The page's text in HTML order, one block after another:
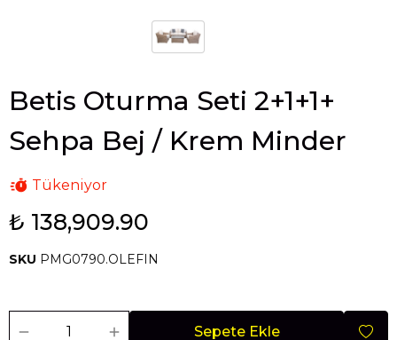
Betis Oturma Seti 2+1+1+
Sehpa Bej / Krem Minder
Tükeniyor
₺ 138,909.90
SKU PMG0790.OLEFIN
Sepete Ekle